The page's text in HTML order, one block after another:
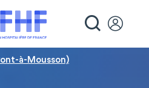
à-Mousson)